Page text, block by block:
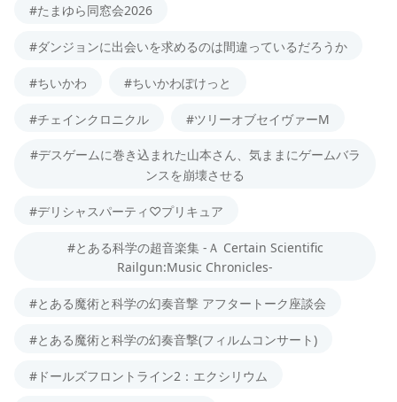
#たまゆら同窓会2026
#ダンジョンに出会いを求めるのは間違っているだろうか
#ちいかわ #ちいかわぽけっと
#チェインクロニクル #ツリーオブセイヴァーM
#デスゲームに巻き込まれた山本さん、気ままにゲームバラ
ンスを崩壊させる
#デリシャスパーティ♡プリキュア
#とある科学の超音楽集 -Ａ Certain Scientific
Railgun:Music Chronicles-
#とある魔術と科学の幻奏音撃 アフタートーク座談会
#とある魔術と科学の幻奏音撃(フィルムコンサート)
#ドールズフロントライン2：エクシリウム